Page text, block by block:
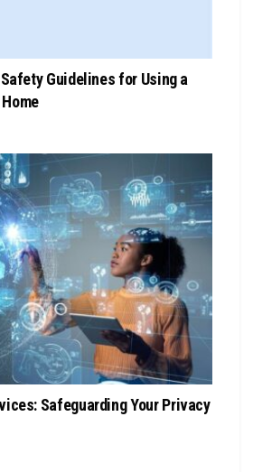
Guidelines for Using a
Safeguarding Your Privacy